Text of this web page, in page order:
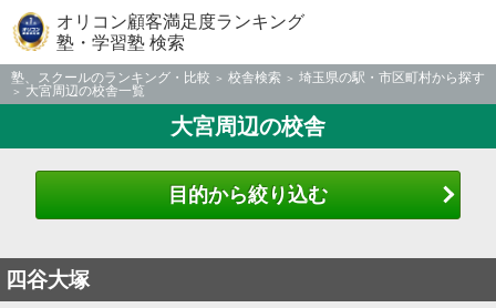
オリコン顧客満足度ランキング
塾・学習塾 検索
塾、スクールのランキング・比較 校舎検索
埼玉県の駅・市区町村から探す
大宮周辺の校舎一覧
大宮周辺の校舎
目的から絞り込む
四谷大塚